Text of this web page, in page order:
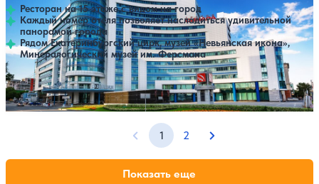
Ресторан на 15 этаже с видом на город
Каждый номер отеля позволяет насладиться удивительной
панорамой города
Рядом Екатеринбургский цирк, музей «Невьянская икона»,
Минералогический музей им. Ферсмана
SPA
Предыдущая страница
1 2 Следующая
Показать еще